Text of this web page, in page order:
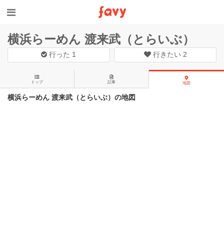
横浜らーめん 渡来武（とらいぶ）
行った 1 行きたい 2
トップ 記事 地図
横浜らーめん 渡来武（とらいぶ）の地図